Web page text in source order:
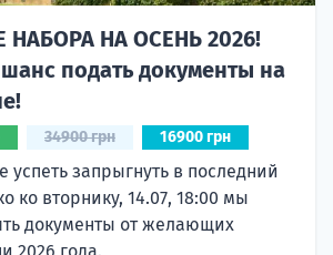
НА ОСЕНЬ 2026!
подать документы на
34900 грн 16900 грн
успеть запрыгнуть в последний
ко вторнику, 14.07, 18:00 мы
документы от желающих